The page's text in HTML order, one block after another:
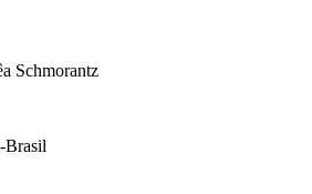
Schmorantz
RS-Brasil